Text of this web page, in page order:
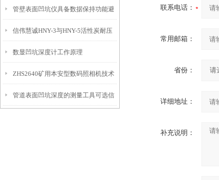
埋头度仪技术参数！
管壁表面凹坑仪具备数据保持功能避
免测试过程中测针移动导致数据变动
信伟慧诚HNY-3与HNY-5活性炭耐压
强度测定仪技术参数！
数显凹坑深度计工作原理
ZHS2640矿用本安型数码照相机技术
参数！
管道表面凹坑深度的测量工具可选信
联系电话：
常用邮箱：
省份：
详细地址：
补充说明：